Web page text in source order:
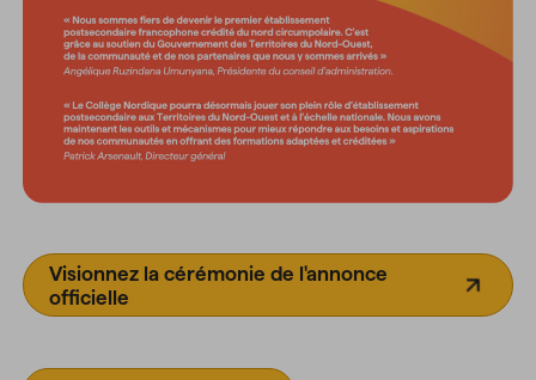
Visionnez la cérémonie de l'annonce
officielle
(Ouvre dans un nouvel